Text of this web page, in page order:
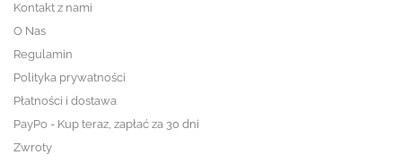
Kontakt z nami
O Nas
Regulamin
Polityka prywatności
Płatności i dostawa
PayPo - Kup teraz, zapłać za 30 dni
Zwroty